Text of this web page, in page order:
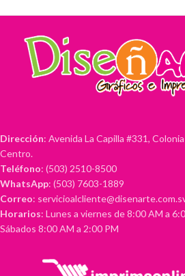
Dirección: Avenida La Capilla #331,
Centro.
Teléfono: (503) 2510-8500
WhatsApp: (503) 7603-1889
Correo:
Horarios: Lunes a viernes de 8:00 AM a
Sábados 8:00 AM a 2:00 PM